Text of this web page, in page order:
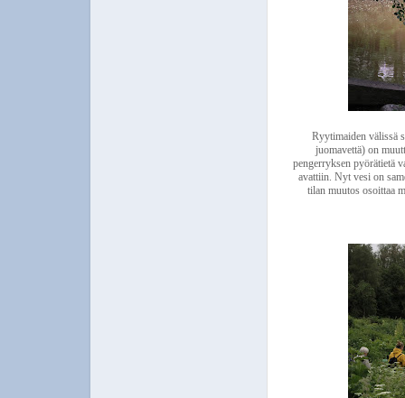
Ryytimaiden välissä
juomavettä) on
pengerryksen pyörätietä
avattiin. Nyt vesi on
tilan muutos osoittaa